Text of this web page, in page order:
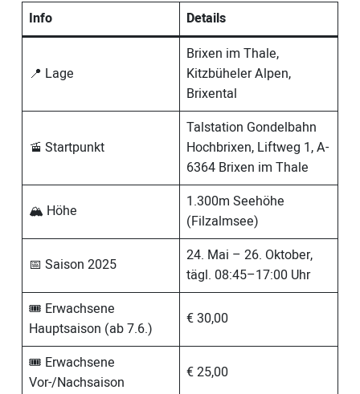
Info Details
📍 Lage
Brixen im Thale,
Kitzbüheler Alpen,
Brixental
🚡 Startpunkt
Talstation Gondelbahn
Hochbrixen, Liftweg 1, A-
6364 Brixen im Thale
🏔️ Höhe
1.300m Seehöhe
(Filzalmsee)
📅 Saison 2025
24. Mai – 26. Oktober,
tägl. 08:45–17:00 Uhr
🎟️ Erwachsene
Hauptsaison (ab 7.6.)
€ 30,00
🎟️ Erwachsene
Vor-/Nachsaison
€ 25,00